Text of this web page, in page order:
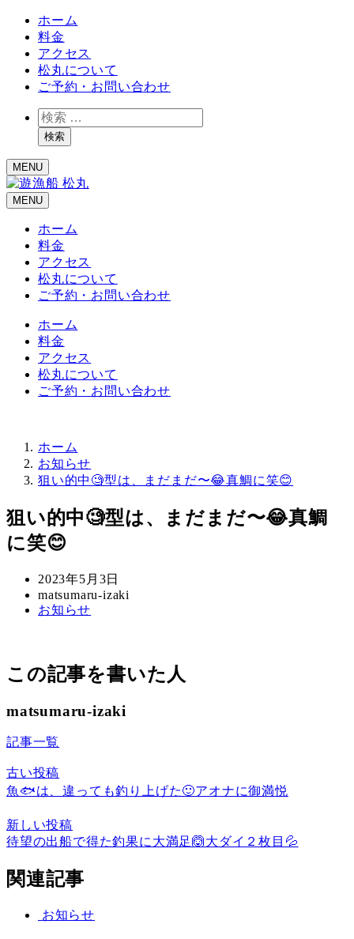
ホーム
料金
アクセス
松丸について
ご予約・お問い合わせ
検
索検索
MENU
MENU
ホーム
料金
アクセス
松丸について
ご予約・お問い合わせ
ホーム
料金
アクセス
松丸について
ご予約・お問い合わせ
ホーム
お知らせ
狙い的中🧐型は、まだまだ〜😂真鯛に笑😊
狙い的中🧐型は、まだまだ〜😂真鯛
に笑😊
投
稿
日
2023年5月3日
著
者
matsumaru-izaki
カ
ー
お知らせ
この記事を書いた人
matsumaru-izaki
記事一覧
古い投稿
魚🐟は、違っても釣り上げた🙂アオナに御満悦
新しい投稿
待望の出船で得た釣果に大満足🙆大ダイ２枚目💦
関連記事
お知らせ